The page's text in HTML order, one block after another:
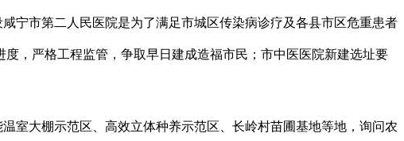
宁市第二人民医院是为了满足市城区传染病诊疗及各县市区危重患者
，严格工程监管，争取早日建成造福市民；市中医医院新建选址要
室大棚示范区、高效立体种养示范区、长岭村苗圃基地等地，询问农